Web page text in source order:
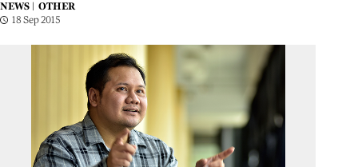
NEWS |
OTHER
18 Sep 2015